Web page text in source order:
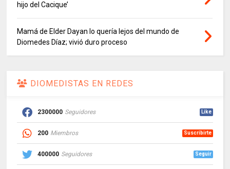
hijo del Cacique’
Mamá de Elder Dayan lo quería lejos del mundo de
Diomedes Díaz; vivió duro proceso
DIOMEDISTAS EN REDES
2300000 Seguidores Like
200 Miembros Suscribirte
400000 Seguidores Seguir